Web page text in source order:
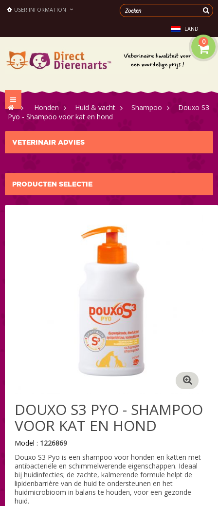
USER INFORMATION
LAND
0
Toggle
navigation
> Honden > Huid & vacht > Shampoo >
Douxo S3
Pyo - Shampoo voor kat en hond
VETERINAIR ADVIES
PRODUCTEN SELECTIE
DOUXO S3 PYO - SHAMPOO
VOOR KAT EN HOND
Model : 1226869
Douxo S3 Pyo is een shampoo voor honden en katten met
antibacteriële en schimmelwerende eigenschappen. Ideaal
bij huidinfecties; de zachte, kalmerende formule helpt de
lipidenbarrière van de huid te ondersteunen en het
huidmicrobioom in balans te houden, voor een gezonde
huid.